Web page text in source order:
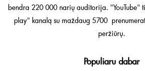
bendra 220 000 narių auditorija. "YouTube"
play" kanalą su maždaug 5700
peržiūrų.
Populiaru dabar